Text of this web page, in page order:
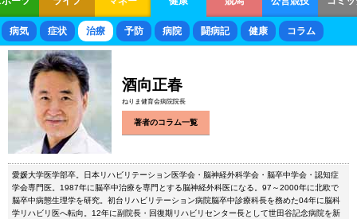
ボートレース 競輪 オートレース
病気 症状 治療 予防 病院 闘病記 健康 コラム
酒向正春
ねりま健育会病院院長
著者のコラム一覧
愛媛大学医学部卒。日本リハビリテーション医学会・脳神経外科学会・脳卒中学会・認知症
学会専門医。1987年に脳卒中治療を専門とする脳神経外科医になる。97～2000年に北欧で
脳卒中病態生理学を研究。初台リハビリテーション病院脳卒中診療科長を務めた04年に脳科
学リハビリ医へ転向。12年に副院長・回復期リハビリセンター長として世田谷記念病院を新